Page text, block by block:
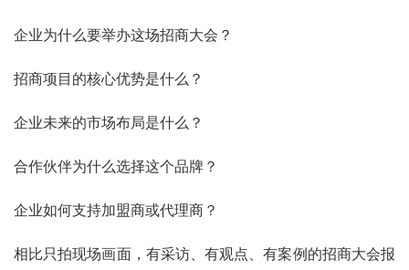
企业为什么要举办这场招商大会？
招商项目的核心优势是什么？
企业未来的市场布局是什么？
合作伙伴为什么选择这个品牌？
企业如何支持加盟商或代理商？
相比只拍现场画面，有采访、有观点、有案例的招商大会报